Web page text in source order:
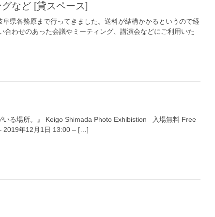
グなど [貸スペース]
県各務原まで行ってきました。送料が結構かかるというので経
合わせのあった会議やミーティング、講演会などにご利用いた
いる場所。』 Keigo Shimada Photo Exhibistion 入場無料 Free
2019年12月1日 13:00 – […]